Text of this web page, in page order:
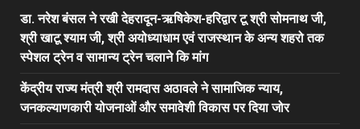
डा. नरेश बंसल ने रखी देहरादून-ऋषिकेश-हरिद्वार टू श्री सोमनाथ जी,
श्री खाटू श्याम जी, श्री अयोध्याधाम एवं राजस्थान के अन्य शहरो तक
स्पेशल ट्रेन व सामान्य ट्रेन चलाने कि मांग
केंद्रीय राज्य मंत्री श्री रामदास अठावले ने सामाजिक न्याय,
जनकल्याणकारी योजनाओं और समावेशी विकास पर दिया जोर